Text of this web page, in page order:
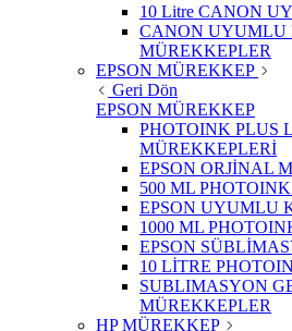
10 Litre CANON
CANON UYUMLU
MÜREKKEPLER
EPSON MÜREKKEP
Geri Dön
EPSON MÜREKKEP
PHOTOINK PLUS
MÜREKKEPLERİ
EPSON ORJİNAL
500 ML
EPSON UYUMLU
1000 ML
EPSON
10 LİTRE
SUBLIMASYON
MÜREKKEPLER
HP MÜREKKEP